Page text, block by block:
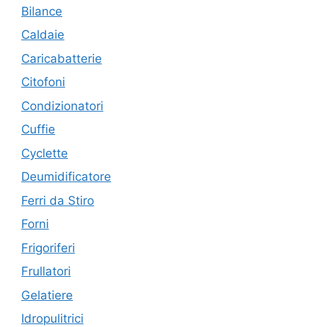
Bilance
Caldaie
Caricabatterie
Citofoni
Condizionatori
Cuffie
Cyclette
Deumidificatore
Ferri da Stiro
Forni
Frigoriferi
Frullatori
Gelatiere
Idropulitrici